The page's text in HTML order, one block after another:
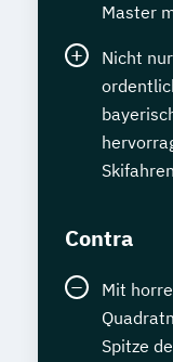
Master
Nicht
Contra
Mit
Spitze